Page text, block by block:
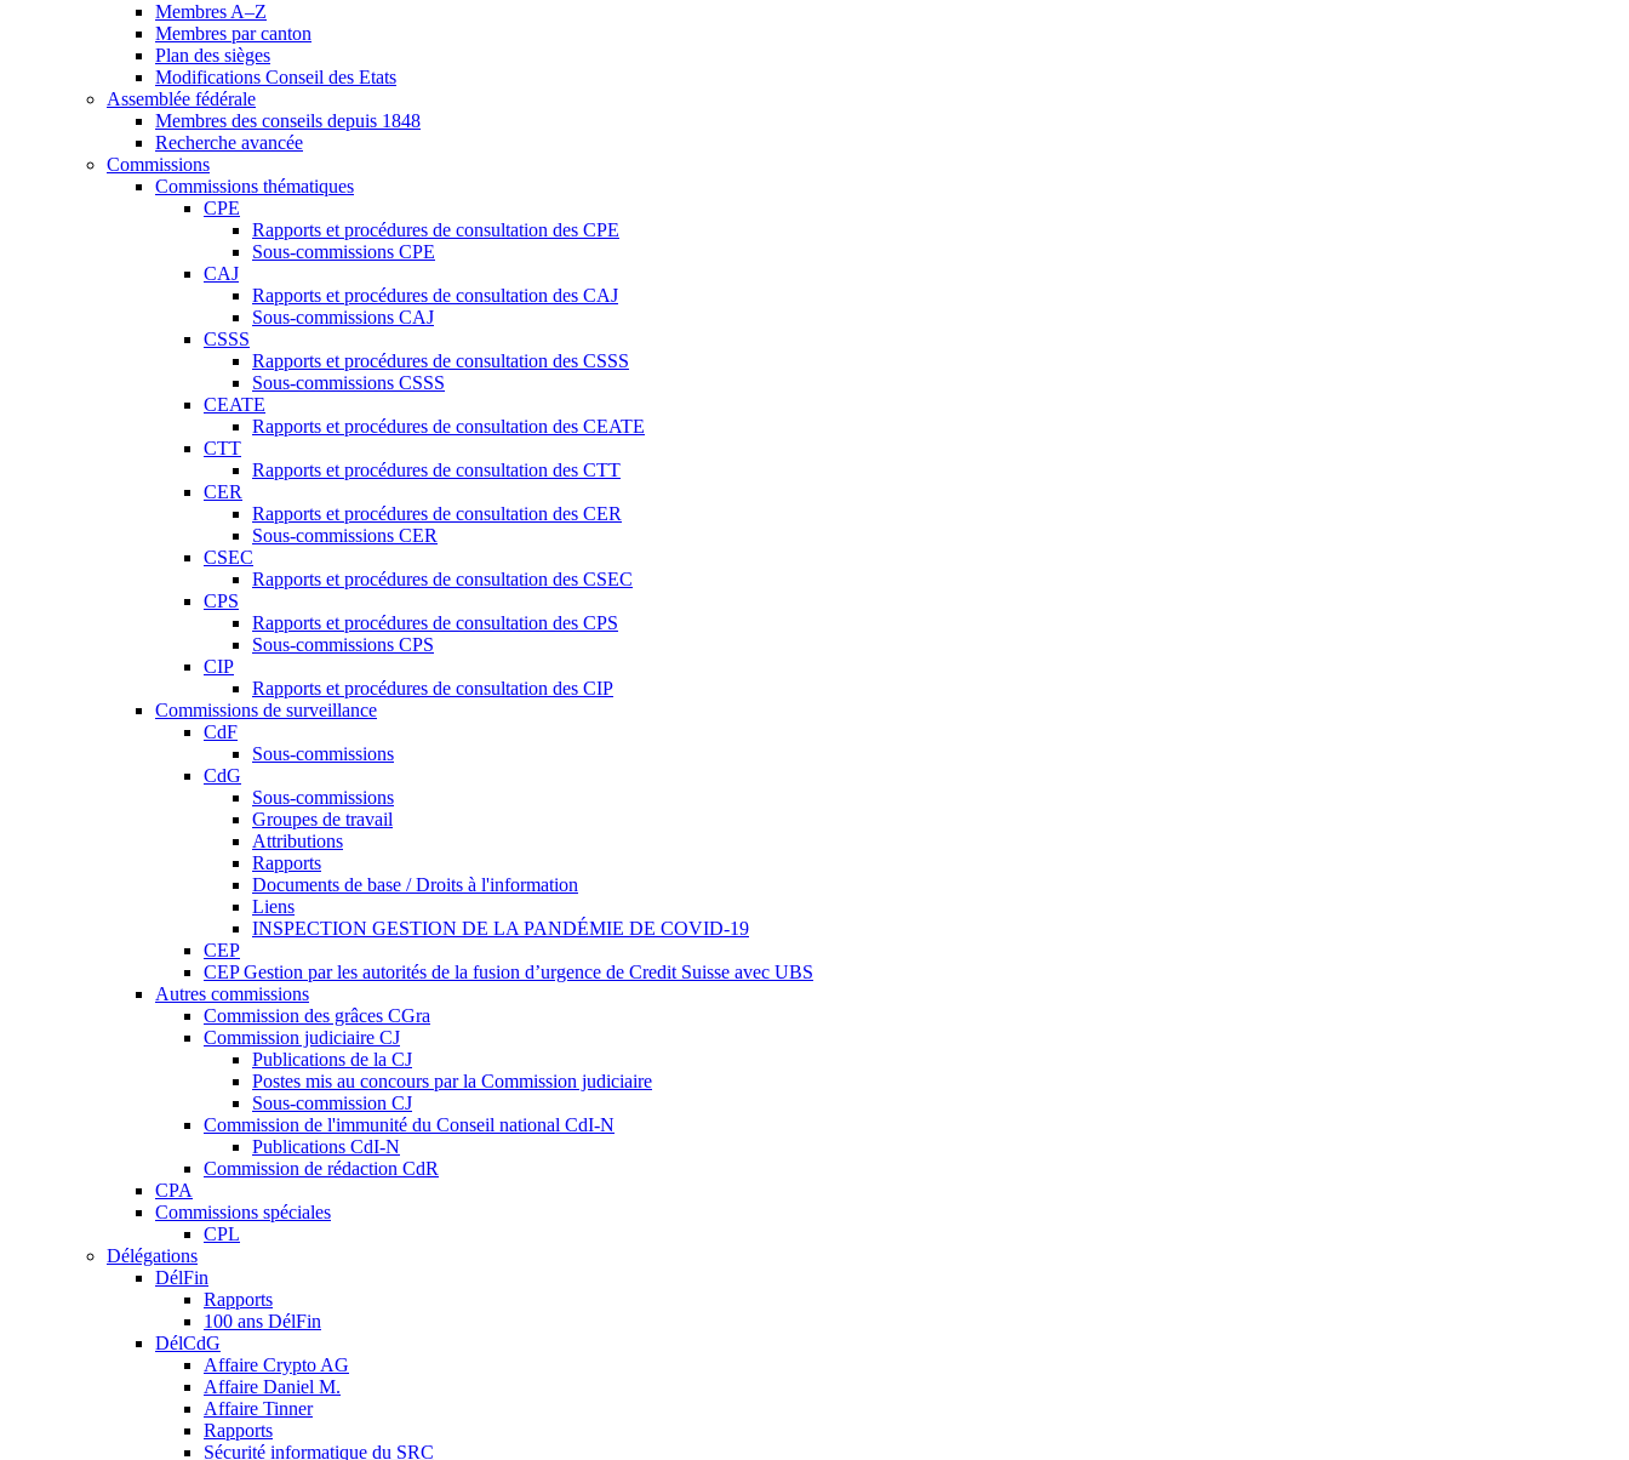
Membres A–Z
Membres par canton
Plan des sièges
Modifications Conseil des Etats
Assemblée fédérale
Membres des conseils depuis 1848
Recherche avancée
Commissions
Commissions thématiques
CPE
Rapports et procédures de consultation des CPE
Sous-commissions CPE
CAJ
Rapports et procédures de consultation des CAJ
Sous-commissions CAJ
CSSS
Rapports et procédures de consultation des CSSS
Sous-commissions CSSS
CEATE
Rapports et procédures de consultation des CEATE
CTT
Rapports et procédures de consultation des CTT
CER
Rapports et procédures de consultation des CER
Sous-commissions CER
CSEC
Rapports et procédures de consultation des CSEC
CPS
Rapports et procédures de consultation des CPS
Sous-commissions CPS
CIP
Rapports et procédures de consultation des CIP
Commissions de surveillance
CdF
Sous-commissions
CdG
Sous-commissions
Groupes de travail
Attributions
Rapports
Documents de base / Droits à l'information
Liens
INSPECTION GESTION DE LA PANDÉMIE DE COVID-19
CEP
CEP Gestion par les autorités de la fusion d’urgence de Credit Suisse avec UBS
Autres commissions
Commission des grâces CGra
Commission judiciaire CJ
Publications de la CJ
Postes mis au concours par la Commission judiciaire
Sous-commission CJ
Commission de l'immunité du Conseil national CdI-N
Publications CdI-N
Commission de rédaction CdR
CPA
Commissions spéciales
CPL
Délégations
DélFin
Rapports
100 ans DélFin
DélCdG
Affaire Crypto AG
Affaire Daniel M.
Affaire Tinner
Rapports
Sécurité informatique du SRC